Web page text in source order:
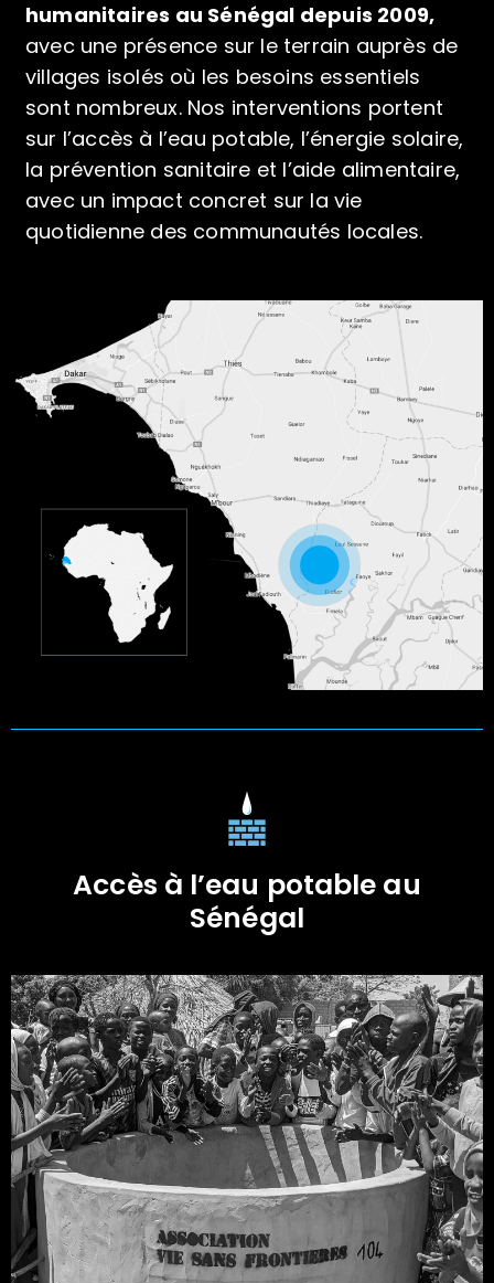
humanitaires au Sénégal depuis 2009,
avec une présence sur le terrain auprès de
villages isolés où les besoins essentiels
sont nombreux. Nos interventions portent
sur l’accès à l’eau potable, l’énergie solaire,
la prévention sanitaire et l’aide alimentaire,
avec un impact concret sur la vie
quotidienne des communautés locales.
Accès à l’eau potable au
Sénégal